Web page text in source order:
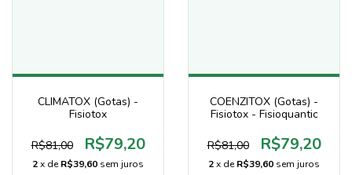
CLIMATOX (Gotas) -
Fisiotox
R$81,00 R$79,20
2x deR$39,60 sem juros
COENZITOX (Gotas) -
Fisiotox - Fisioquantic
R$81,00 R$79,20
2x deR$39,60 sem juros